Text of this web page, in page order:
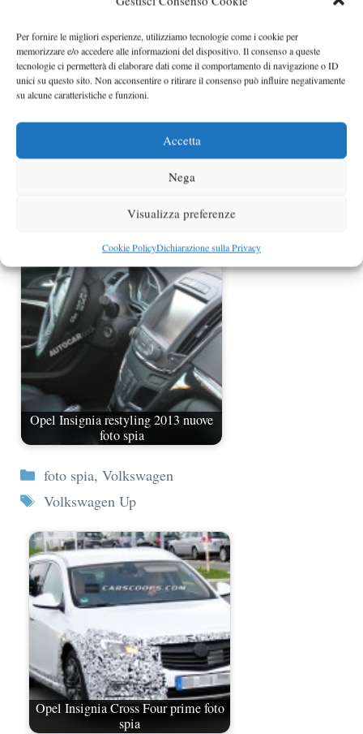
Per fornire le migliori esperienze, utilizziamo tecnologie come i cookie per
memorizzare e/o accedere alle informazioni del dispositivo. Il consenso a queste
tecnologie ci permetterà di elaborare dati come il comportamento di navigazione o ID
unici su questo sito. Non acconsentire o ritirare il consenso può influire negativamente
su alcune caratteristiche e funzioni.
Accetta
Nega
Visualizza preferenze
Cookie PolicyDichiarazione sulla Privacy
al Salone di Ginevra 2012
Opel Insignia restyling 2013 nuove
foto spia
Categorie
foto spia, Volkswagen
Tag
Volkswagen Up
Opel Insignia Cross Four prime foto
spia